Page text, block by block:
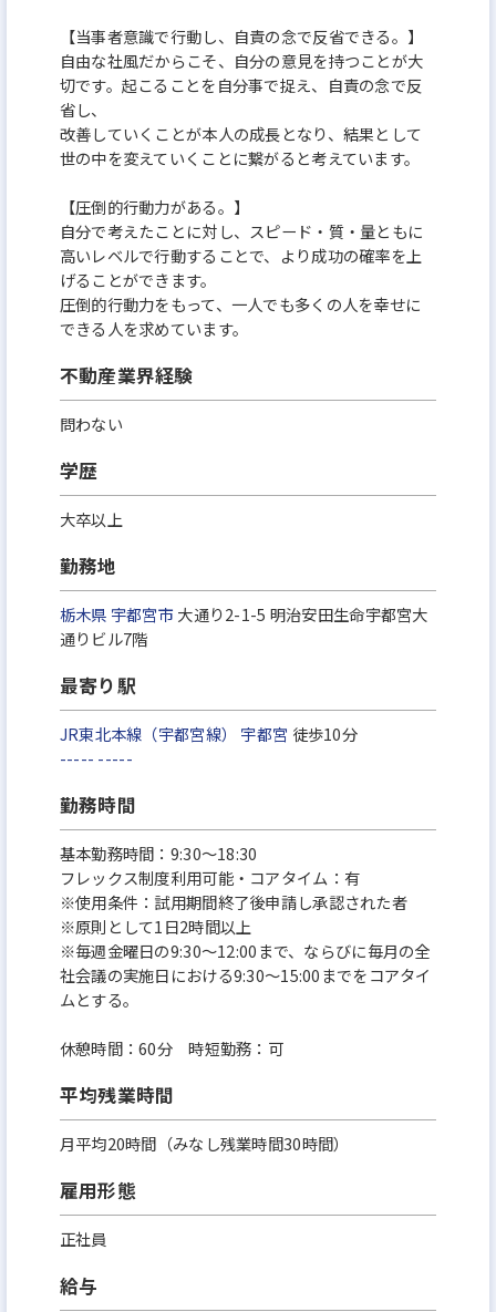
【当事者意識で行動し、自責の念で反省できる。】
自由な社風だからこそ、自分の意見を持つことが大
切です。起こることを自分事で捉え、自責の念で反
省し、
改善していくことが本人の成長となり、結果として
世の中を変えていくことに繋がると考えています。
【圧倒的行動力がある。】
自分で考えたことに対し、スピード・質・量ともに
高いレベルで行動することで、より成功の確率を上
げることができます。
圧倒的行動力をもって、一人でも多くの人を幸せに
できる人を求めています。
不動産業界経験
問わない
学歴
大卒以上
勤務地
栃木県 宇都宮市 大通り2-1-5 明治安田生命宇都宮大
通りビル7階
最寄り駅
JR東北本線（宇都宮線） 宇都宮 徒歩10分
----- -----
勤務時間
基本勤務時間：9:30～18:30
フレックス制度利用可能・コアタイム：有
※使用条件：試用期間終了後申請し承認された者
※原則として1日2時間以上
※毎週金曜日の9:30～12:00まで、ならびに毎月の全
社会議の実施日における9:30～15:00までをコアタイ
ムとする。
休憩時間：60分 時短勤務：可
平均残業時間
月平均20時間（みなし残業時間30時間）
雇用形態
正社員
給与